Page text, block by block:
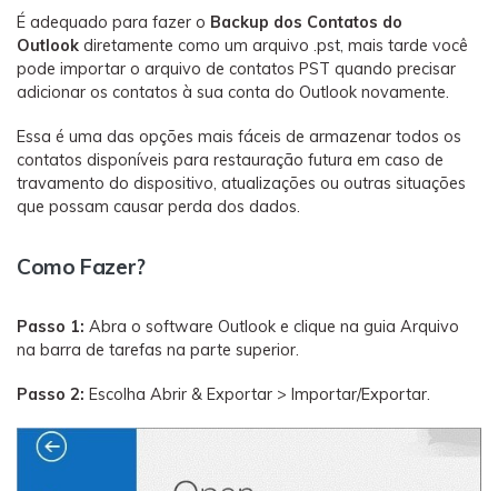
É adequado para fazer o Backup dos Contatos do
Outlook diretamente como um arquivo .pst, mais tarde você
pode importar o arquivo de contatos PST quando precisar
adicionar os contatos à sua conta do Outlook novamente.
Essa é uma das opções mais fáceis de armazenar todos os
contatos disponíveis para restauração futura em caso de
travamento do dispositivo, atualizações ou outras situações
que possam causar perda dos dados.
Como Fazer?
Passo 1: Abra o software Outlook e clique na guia Arquivo
na barra de tarefas na parte superior.
Passo 2: Escolha Abrir & Exportar > Importar/Exportar.